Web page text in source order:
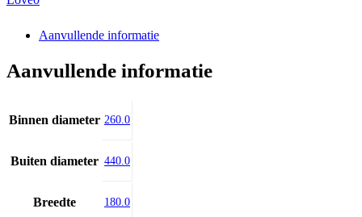
Aanvullende informatie
Aanvullende informatie
Binnen diameter 260.0
Buiten diameter 440.0
Breedte 180.0